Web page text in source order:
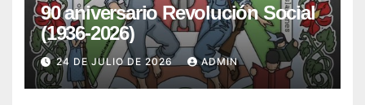
90 aniversario Revolución Social
(1936-2026)
24 DE JULIO DE 2026 ADMIN